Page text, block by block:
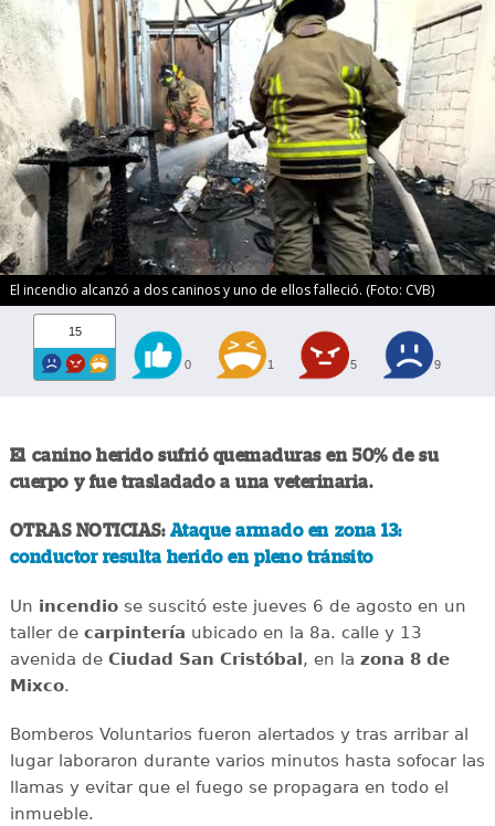
El incendio alcanzó a dos caninos y uno de ellos falleció. (Foto: CVB)
15
0 1 5 9
El canino herido sufrió quemaduras en 50% de su
cuerpo y fue trasladado a una veterinaria.
OTRAS NOTICIAS: Ataque armado en zona 13:
conductor resulta herido en pleno tránsito
Un incendiose suscitó este jueves 6 de agosto en un
taller de carpintería ubicado en la 8a. calle y 13
avenida de Ciudad San Cristóbal, en la zona 8 de
Mixco.
Bomberos Voluntarios fueron alertados y tras arribar al
lugar laboraron durante varios minutos hasta sofocar las
llamas y evitar que el fuego se propagara en todo el
inmueble.